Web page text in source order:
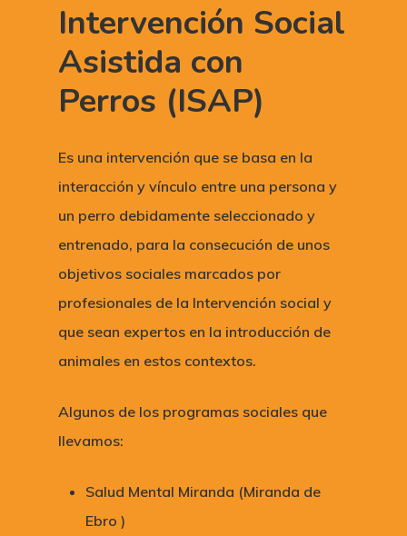
Intervención Social
Asistida con
Perros (ISAP)
Es una intervención que se basa en la
interacción y vínculo entre una persona y
un perro debidamente seleccionado y
entrenado, para la consecución de unos
objetivos sociales marcados por
profesionales de la Intervención social y
que sean expertos en la introducción de
animales en estos contextos.
Algunos de los programas sociales que
llevamos:
Salud Mental Miranda (Miranda de
Ebro )